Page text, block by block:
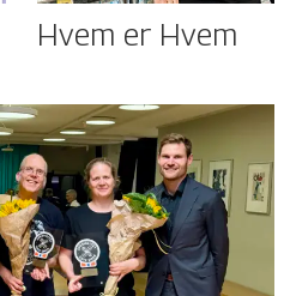
Hvem er Hvem